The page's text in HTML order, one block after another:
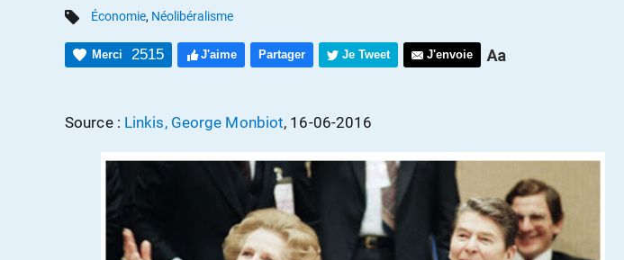
Économie, Néolibéralisme
Merci 2515 J'aime Partager Je Tweet J'envoie
Source : Linkis, George Monbiot, 16-06-2016